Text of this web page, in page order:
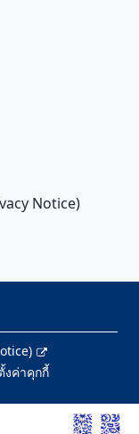
Notice)
งค่าคุกกี้